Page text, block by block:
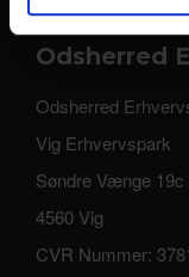
Odsherred
Odsherred
Vig Erhvervspark
Søndre Vænge 19c
4560 Vig
CVR Nummer: